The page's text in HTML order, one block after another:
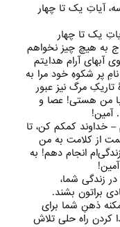
آیاتِ یک تا چهار
یک تا چهار
به هیچ چیز نخواهم
آبهای آرام هدایتم
نامِ پر شکوهِ خود مرا به
اگر از درهٔ تاریکِ مرگ نیز عبور
با من هستی‌! عصا و
– خداوند کمکم کن، تا
از کلامت به من
انجام دهم! به
زندگی شما،
براتون بشند.
ذهنِ شما برای
کردن راه حلی تلاش